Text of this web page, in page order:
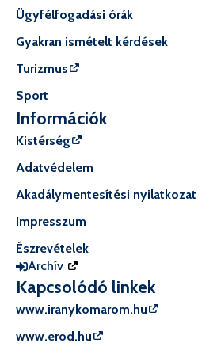
Ügyfélfogadási órák
Gyakran ismételt kérdések
Turizmus
Sport
Információk
Kistérség
Adatvédelem
Akadálymentesítési nyilatkozat
Impresszum
Észrevételek
Archív
Kapcsolódó linkek
www.iranykomarom.hu
www.erod.hu